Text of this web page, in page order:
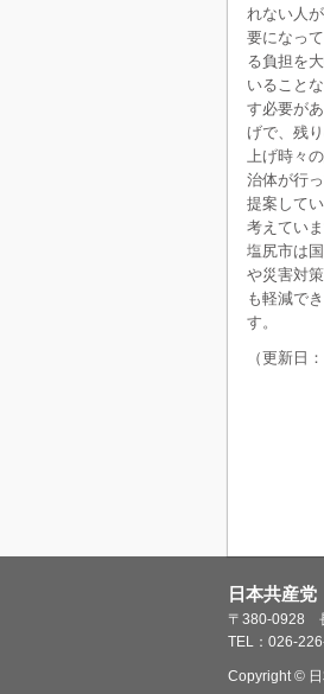
れない人
要になっ
る負担を
いること
す必要が
げで、残
上げ時々
治体が行
提案して
考えてい
塩尻市は
や災害対
も軽減で
す。
（更新日
日本共産
〒380-0928
TEL：026-
Copyright ©